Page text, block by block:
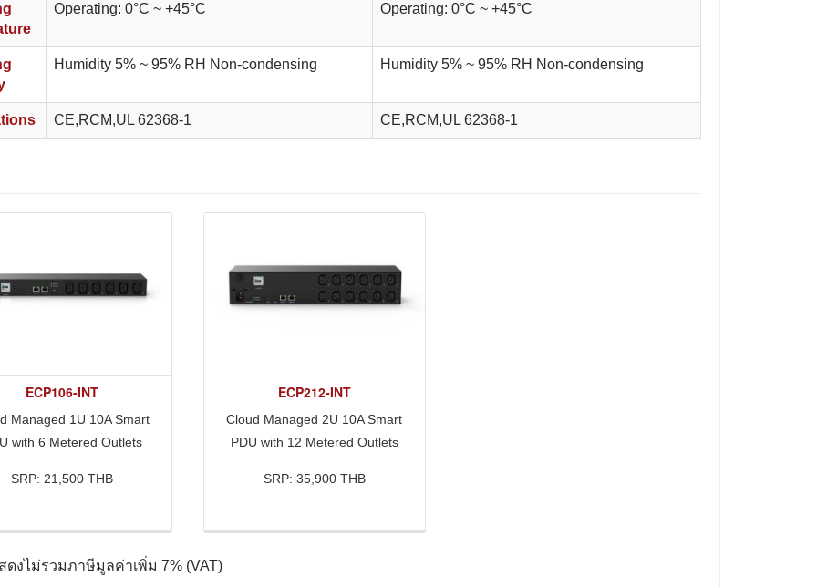
Operating: 0°C ~ +45°C Operating: 0°C ~ +45°C
Humidity 5% ~ 95% RH Non-condensing Humidity 5% ~ 95% RH Non-condensing
CE,RCM,UL 62368-1 CE,RCM,UL 62368-1
ECP106-INT
Managed 1U 10A Smart
with 6 Metered Outlets
SRP: 21,500 THB
ECP212-INT
Cloud Managed 2U 10A Smart
PDU with 12 Metered Outlets
SRP: 35,900 THB
ดงไม่รวมภาษีมูลค่าเพิ่ม 7% (VAT)